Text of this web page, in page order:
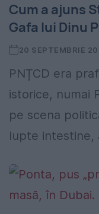
Cum a ajuns
Gafa lui Dinu
20 SEPTEMBRIE
PNȚCD era
istorice, numai
pe scena
lupte intestine,